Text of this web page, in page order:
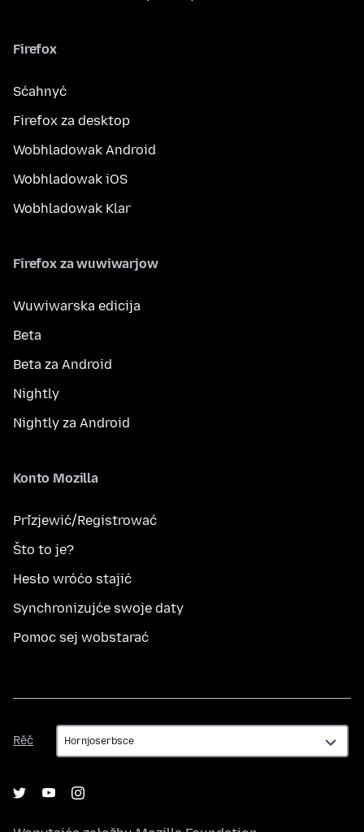
Firefox
Sćahnyć
Firefox za desktop
Wobhladowak Android
Wobhladowak iOS
Wobhladowak Klar
Firefox za wuwiwarjow
Wuwiwarska edicija
Beta
Beta za Android
Nightly
Nightly za Android
Konto Mozilla
Přizjewić/Registrować
Što to je?
Hesło wróćo stajić
Synchronizujće swoje daty
Pomoc sej wobstarać
Rěč
Rěč